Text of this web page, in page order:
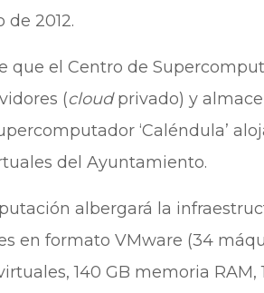
2012.
que el Centro de
(cloudprivado) y
‘Caléndula’
del Ayuntamiento.
albergará la
en formato VMware (34
140 GB memoria RAM,